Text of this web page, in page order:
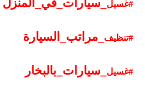
#غسيل سيارات في المنزل
#تنظيف مراتب السيارة
#غسيل سيارات بالبخار